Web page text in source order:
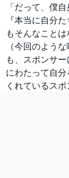
「だって、僕
『本当に自分
もそんなこと
（今回のよう
も、スポンサ
にわたって自
くれているスポ